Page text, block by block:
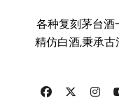
各种复刻茅台酒
精仿白酒,秉承古